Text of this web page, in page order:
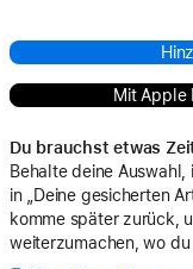
Mit Apple
Du brauchst etwas
Behalte deine
in „Deine gesicherten
komme später zurück,
weiterzumachen, wo